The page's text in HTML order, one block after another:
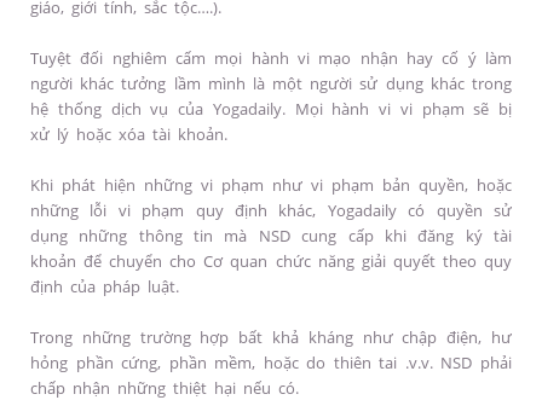
giáo, giới tính, sắc tộc….).
Tuyệt đối nghiêm cấm mọi hành vi mạo nhận hay cố ý làm
người khác tưởng lầm mình là một người sử dụng khác trong
hệ thống dịch vụ của Yogadaily. Mọi hành vi vi phạm sẽ bị
xử lý hoặc xóa tài khoản.
Khi phát hiện những vi phạm như vi phạm bản quyền, hoặc
những lỗi vi phạm quy định khác, Yogadaily có quyền sử
dụng những thông tin mà NSD cung cấp khi đăng ký tài
khoản để chuyển cho Cơ quan chức năng giải quyết theo quy
định của pháp luật.
Trong những trường hợp bất khả kháng như chập điện, hư
hỏng phần cứng, phần mềm, hoặc do thiên tai .v.v. NSD phải
chấp nhận những thiệt hại nếu có.